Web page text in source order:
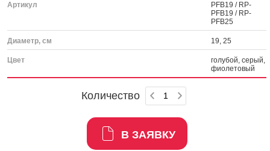
Артикул
PFB19 / RP-
PFB19 / RP-
PFB25
Диаметр, см 19, 25
Цвет
голубой, серый,
фиолетовый
Количество
В ЗАЯВКУ